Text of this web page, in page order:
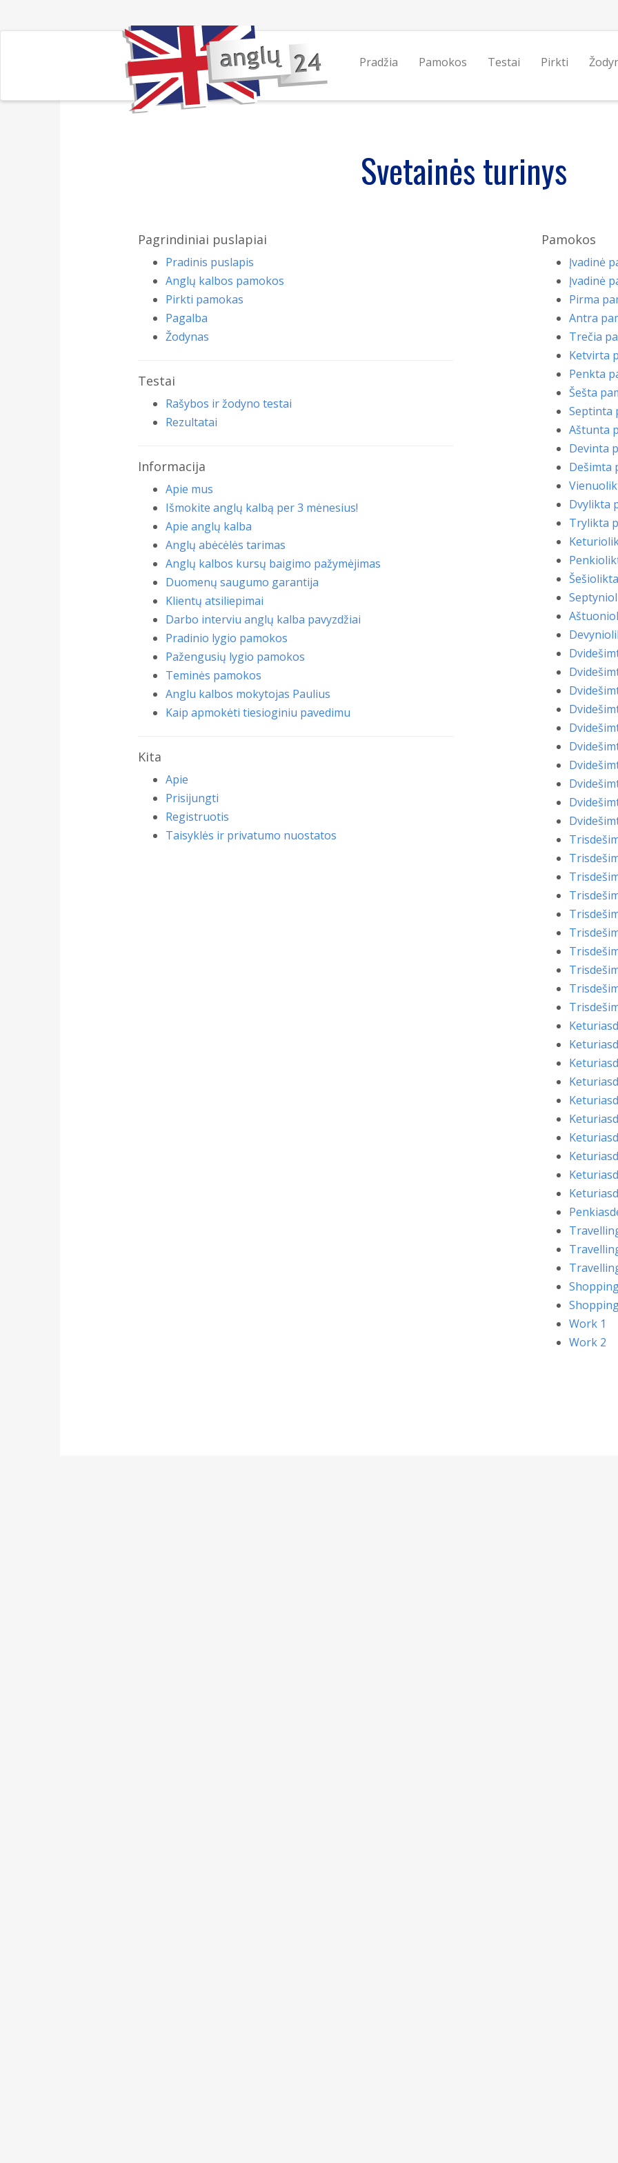
Pradžia Pamokos Testai Pirkti
Svetainės turinys
Pagrindiniai puslapiai
Pradinis puslapis
Anglų kalbos pamokos
Pirkti pamokas
Pagalba
Žodynas
Testai
Rašybos ir žodyno testai
Rezultatai
Informacija
Apie mus
Išmokite anglų kalbą per 3 mėnesius!
Apie anglų kalba
Anglų abėcėlės tarimas
Anglų kalbos kursų baigimo pažymėjimas
Duomenų saugumo garantija
Klientų atsiliepimai
Darbo interviu anglų kalba pavyzdžiai
Pradinio lygio pamokos
Pažengusių lygio pamokos
Teminės pamokos
Anglu kalbos mokytojas Paulius
Kaip apmokėti tiesioginiu pavedimu
Kita
Apie
Prisijungti
Registruotis
Taisyklės ir privatumo nuostatos
Pamokos
Įvadinė
Įvadinė
Pirma
Antra
Trečia
Ketvirta
Penkta
Šešta
Septinta
Aštunta
Devinta
Dešimta
Dvylikta
Trylikta
Work 1
Work 2